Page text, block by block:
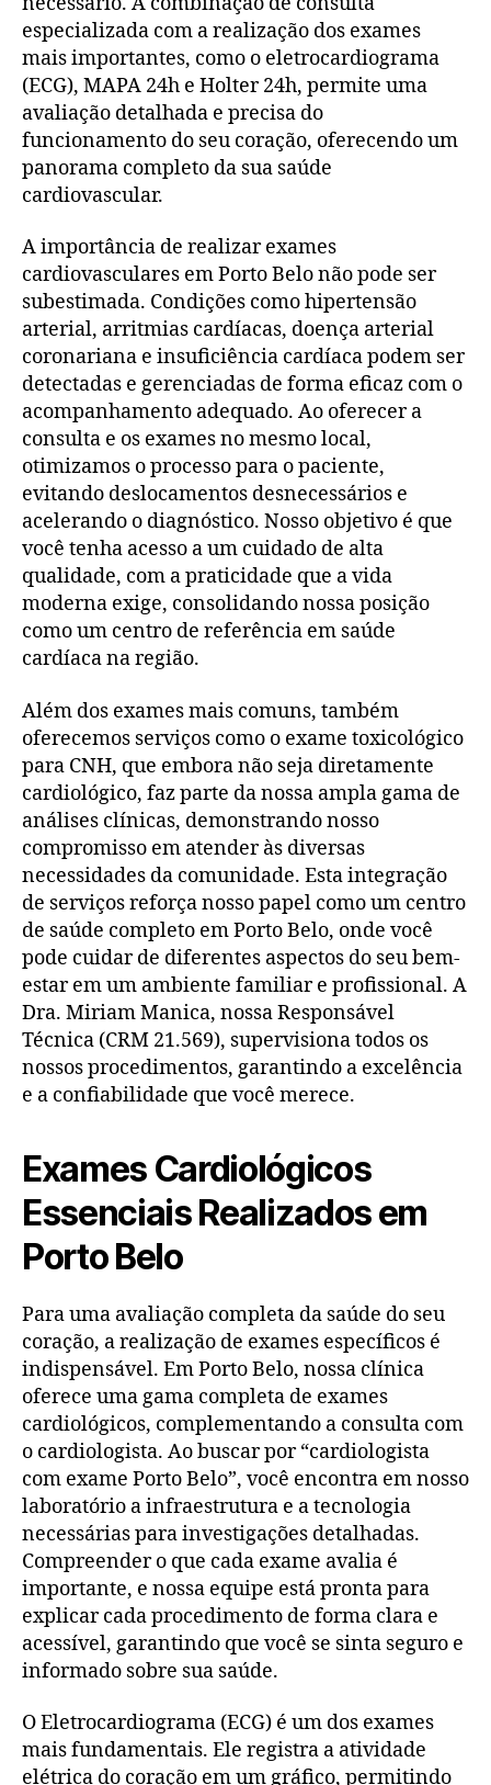
especializada com a realização dos exames
mais importantes, como o eletrocardiograma
(ECG), MAPA 24h e Holter 24h, permite uma
avaliação detalhada e precisa do
funcionamento do seu coração, oferecendo um
panorama completo da sua saúde
cardiovascular.
A importância de realizar exames
cardiovasculares em Porto Belo não pode ser
subestimada. Condições como hipertensão
arterial, arritmias cardíacas, doença arterial
coronariana e insuficiência cardíaca podem ser
detectadas e gerenciadas de forma eficaz com o
acompanhamento adequado. Ao oferecer a
consulta e os exames no mesmo local,
otimizamos o processo para o paciente,
evitando deslocamentos desnecessários e
acelerando o diagnóstico. Nosso objetivo é que
você tenha acesso a um cuidado de alta
qualidade, com a praticidade que a vida
moderna exige, consolidando nossa posição
como um centro de referência em saúde
cardíaca na região.
Além dos exames mais comuns, também
oferecemos serviços como o exame toxicológico
para CNH, que embora não seja diretamente
cardiológico, faz parte da nossa ampla gama de
análises clínicas, demonstrando nosso
compromisso em atender às diversas
necessidades da comunidade. Esta integração
de serviços reforça nosso papel como um centro
de saúde completo em Porto Belo, onde você
pode cuidar de diferentes aspectos do seu bem-
estar em um ambiente familiar e profissional. A
Dra. Miriam Manica, nossa Responsável
Técnica (CRM 21.569), supervisiona todos os
nossos procedimentos, garantindo a excelência
e a confiabilidade que você merece.
Exames Cardiológicos
Essenciais Realizados em
Porto Belo
Para uma avaliação completa da saúde do seu
coração, a realização de exames específicos é
indispensável. Em Porto Belo, nossa clínica
oferece uma gama completa de exames
cardiológicos, complementando a consulta com
o cardiologista. Ao buscar por “cardiologista
com exame Porto Belo”, você encontra em nosso
laboratório a infraestrutura e a tecnologia
necessárias para investigações detalhadas.
Compreender o que cada exame avalia é
importante, e nossa equipe está pronta para
explicar cada procedimento de forma clara e
acessível, garantindo que você se sinta seguro e
informado sobre sua saúde.
O Eletrocardiograma (ECG) é um dos exames
mais fundamentais. Ele registra a atividade
elétrica do coração em um gráfico, permitindo